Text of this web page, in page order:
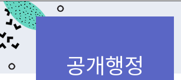
공개행정